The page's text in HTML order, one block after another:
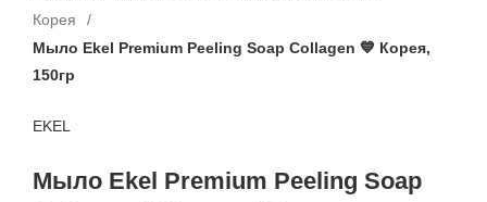
Корея
Мыло Ekel Premium Peeling Soap Collagen 💙 Корея,
150гр
EKEL
Мыло Ekel Premium Peeling Soap